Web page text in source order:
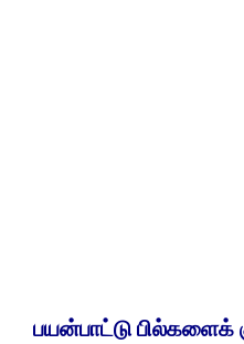
பயன்பாட்டு பில்களைக்